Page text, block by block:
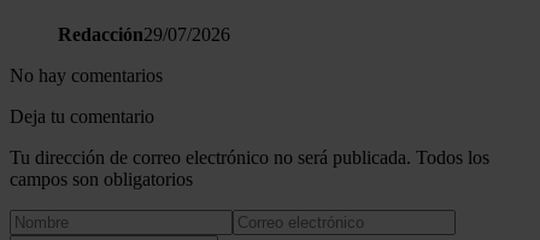
Redacción29/07/2026
No hay comentarios
Deja tu comentario
Tu dirección de correo electrónico no será publicada. Todos los
campos son obligatorios